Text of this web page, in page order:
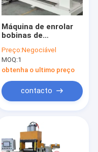
Máquina de enrolar
bobinas de
semiautomática com
capacidade de 2000
kg e contador de
voltas digital
Preço:Negociável
MOQ:1
obtenha o ultimo preço
contacto